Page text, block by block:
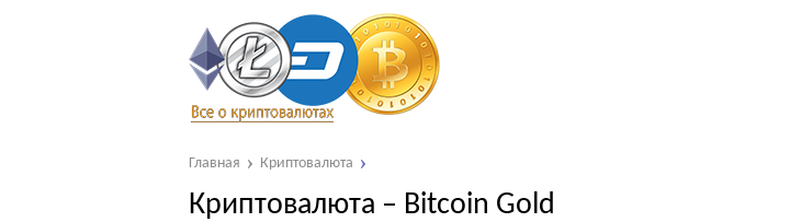
Главная Криптовалюта
Криптовалюта – Bitcoin Gold